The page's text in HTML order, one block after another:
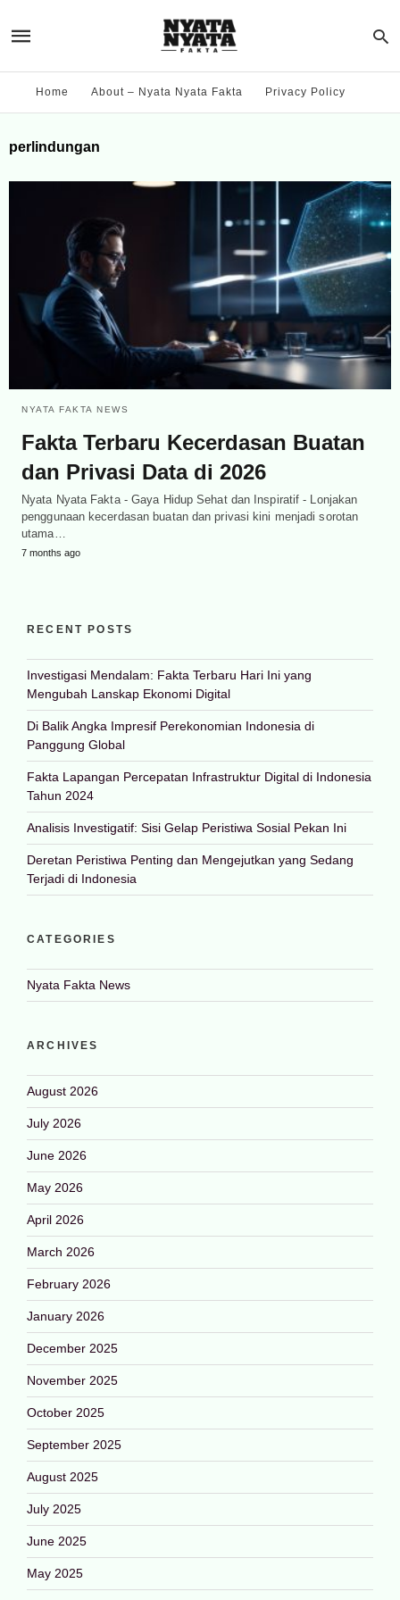
Home About – Nyata Nyata Fakta Privacy Policy
perlindungan
NYATA FAKTA NEWS
Fakta Terbaru Kecerdasan Buatan
dan Privasi Data di 2026
Nyata Nyata Fakta - Gaya Hidup Sehat dan Inspiratif - Lonjakan
penggunaan kecerdasan buatan dan privasi kini menjadi sorotan
utama…
7 months ago
RECENT POSTS
Investigasi Mendalam: Fakta Terbaru Hari Ini yang
Mengubah Lanskap Ekonomi Digital
Di Balik Angka Impresif Perekonomian Indonesia di
Panggung Global
Fakta Lapangan Percepatan Infrastruktur Digital di Indonesia
Tahun 2024
Analisis Investigatif: Sisi Gelap Peristiwa Sosial Pekan Ini
Deretan Peristiwa Penting dan Mengejutkan yang Sedang
Terjadi di Indonesia
CATEGORIES
Nyata Fakta News
ARCHIVES
August 2026
July 2026
June 2026
May 2026
April 2026
March 2026
February 2026
January 2026
December 2025
November 2025
October 2025
September 2025
August 2025
July 2025
June 2025
May 2025